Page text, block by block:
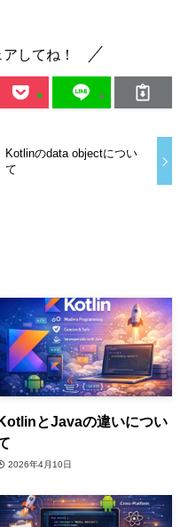
してね！
Kotlinのdata objectについ
て
KotlinとJavaの違いについ
2026年4月10日